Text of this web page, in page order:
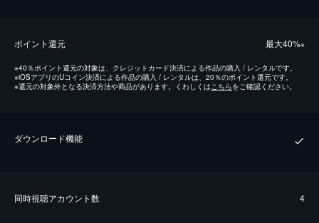
ポイント還元 最⼤40%※
※40％ポイント還元の対象は、クレジットカード決済による作品の購入 / レンタルです。
※iOSアプリのUコイン決済による作品の購入 / レンタルは、20％のポイント還元です。
※還元の対象外となる決済方法や商品があります。くわしくはこちらをご確認ください。
ダウンロード機能
同時視聴アカウント数 4